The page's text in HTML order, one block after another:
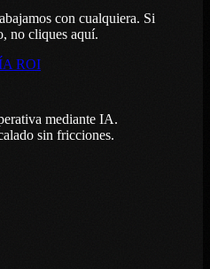
con cualquiera. Si
no cliques aquí.
ROI
mediante IA.
sin fricciones.